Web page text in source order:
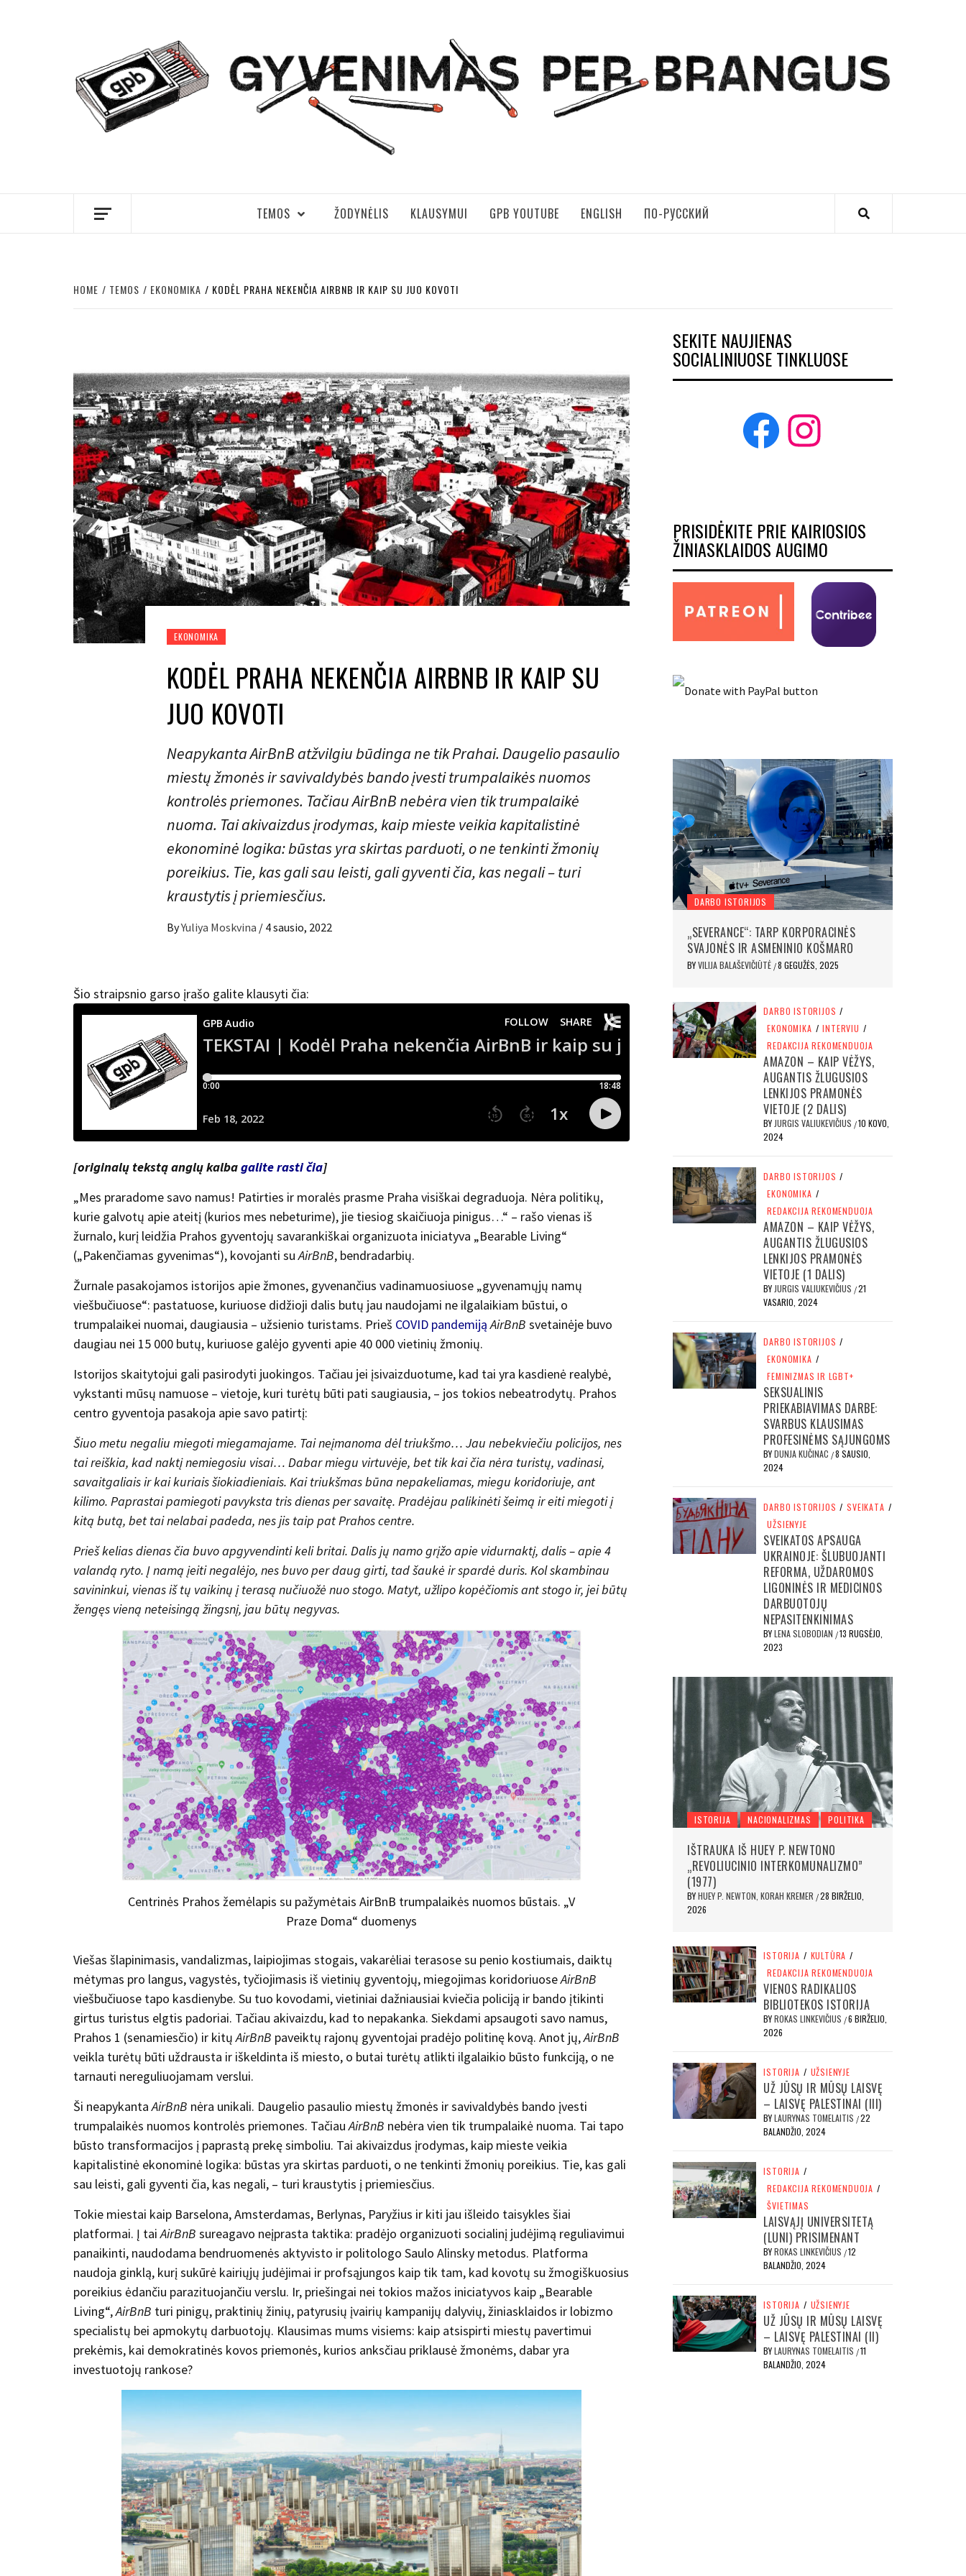
TEMOS ŽODYNĖLIS KLAUSYMUI GPB YOUTUBE ENGLISH ПО-РУССКИЙ
HOME TEMOS EKONOMIKA KODĖL PRAHA NEKENČIA AIRBNB IR KAIP SU JUO KOVOTI
EKONOMIKA
KODĖL PRAHA NEKENČIA AIRBNB IR KAIP SU
JUO KOVOTI
Neapykanta AirBnB atžvilgiu būdinga ne tik Prahai. Daugelio pasaulio
miestų žmonės ir savivaldybės bando įvesti trumpalaikės nuomos
kontrolės priemones. Tačiau AirBnB nebėra vien tik trumpalaikė
nuoma. Tai akivaizdus įrodymas, kaip mieste veikia kapitalistinė
ekonominė logika: būstas yra skirtas parduoti, o ne tenkinti žmonių
poreikius. Tie, kas gali sau leisti, gali gyventi čia, kas negali – turi
kraustytis į priemiesčius.
ByYuliya Moskvina / 4 sausio, 2022
Šio straipsnio garso įrašo galite klausyti čia:
[originalų tekstą anglų kalbagalite rasti čia]
„Mes praradome savo namus! Patirties ir moralės prasme Praha visiškai degraduoja. Nėra politikų,
kurie galvotų apie ateitį (kurios mes nebeturime), jie tiesiog skaičiuoja pinigus…“ – rašo vienas iš
žurnalo, kurį leidžia Prahos gyventojų savarankiškai organizuota iniciatyva „Bearable Living“
(„Pakenčiamas gyvenimas“), kovojanti suAirBnB, bendradarbių.
Žurnale pasakojamos istorijos apie žmones, gyvenančius vadinamuosiuose „gyvenamųjų namų
viešbučiuose“: pastatuose, kuriuose didžioji dalis butų jau naudojami ne ilgalaikiam būstui, o
trumpalaikei nuomai, daugiausia – užsienio turistams. Prieš COVID pandemiją AirBnB svetainėje buvo
daugiau nei 15 000 butų, kuriuose galėjo gyventi apie 40 000 vietinių žmonių.
Istorijos skaitytojui gali pasirodyti juokingos. Tačiau jei įsivaizduotume, kad tai yra kasdienė realybė,
vykstanti mūsų namuose – vietoje, kuri turėtų būti pati saugiausia, – jos tokios nebeatrodytų. Prahos
centro gyventoja pasakoja apie savo patirtį:
Šiuo metu negaliu miegoti miegamajame. Tai neįmanoma dėl triukšmo… Jau nebekviečiu policijos, nes
tai reiškia, kad naktį nemiegosiu visai… Dabar miegu virtuvėje, bet tik kai čia nėra turistų, vadinasi,
savaitgaliais ir kai kuriais šiokiadieniais. Kai triukšmas būna nepakeliamas, miegu koridoriuje, ant
kilimo. Paprastai pamiegoti pavyksta tris dienas per savaitę. Pradėjau palikinėti šeimą ir eiti miegoti į
kitą butą, bet tai nelabai padeda, nes jis taip pat Prahos centre.
Prieš kelias dienas čia buvo apgyvendinti keli britai. Dalis jų namo grįžo apie vidurnaktį, dalis – apie 4
valandą ryto. Į namą įeiti negalėjo, nes buvo per daug girti, tad šaukė ir spardė duris. Kol skambinau
savininkui, vienas iš tų vaikinų į terasą nučiuožė nuo stogo. Matyt, užlipo kopėčiomis ant stogo ir, jei būtų
žengęs vieną neteisingą žingsnį, jau būtų negyvas.
Centrinės Prahos žemėlapis su pažymėtais AirBnB trumpalaikės nuomos būstais. „V
Praze Doma“ duomenys
Viešas šlapinimasis, vandalizmas, laipiojimas stogais, vakarėliai terasose su penio kostiumais, daiktų
mėtymas pro langus, vagystės, tyčiojimasis iš vietinių gyventojų, miegojimas koridoriuoseAirBnB
viešbučiuose tapo kasdienybe. Su tuo kovodami, vietiniai dažniausiai kviečia policiją ir bando įtikinti
girtus turistus elgtis padoriai. Tačiau akivaizdu, kad to nepakanka. Siekdami apsaugoti savo namus,
Prahos 1 (senamiesčio) ir kitųAirBnB paveiktų rajonų gyventojai pradėjo politinę kovą. Anot jų,AirBnB
veikla turėtų būti uždrausta ir iškeldinta iš miesto, o butai turėtų atlikti ilgalaikio būsto funkciją, o ne
tarnauti nereguliuojamam verslui.
Ši neapykantaAirBnB nėra unikali. Daugelio pasaulio miestų žmonės ir savivaldybės bando įvesti
trumpalaikės nuomos kontrolės priemones. TačiauAirBnB nebėra vien tik trumpalaikė nuoma. Tai tapo
būsto transformacijos į paprastą prekę simboliu. Tai akivaizdus įrodymas, kaip mieste veikia
kapitalistinė ekonominė logika: būstas yra skirtas parduoti, o ne tenkinti žmonių poreikius. Tie, kas gali
sau leisti, gali gyventi čia, kas negali, – turi kraustytis į priemiesčius.
Tokie miestai kaip Barselona, Amsterdamas, Berlynas, Paryžius ir kiti jau išleido taisykles šiai
platformai. Į taiAirBnB sureagavo neįprasta taktika: pradėjo organizuoti socialinį judėjimą reguliavimui
panaikinti, naudodama bendruomenės aktyvisto ir politologo Saulo Alinsky metodus. Platforma
naudoja ginklą, kurį sukūrė kairiųjų judėjimai ir profsąjungos kaip tik tam, kad kovotų su žmogiškuosius
poreikius ėdančiu parazituojančiu verslu. Ir, priešingai nei tokios mažos iniciatyvos kaip „Bearable
Living“,AirBnB turi pinigų, praktinių žinių, patyrusių įvairių kampanijų dalyvių, žiniasklaidos ir lobizmo
specialistų bei apmokytų darbuotojų. Klausimas mums visiems: kaip atsispirti miestų pavertimui
prekėmis, kai demokratinės kovos priemonės, kurios anksčiau priklausė žmonėms, dabar yra
investuotojų rankose?
SEKITE NAUJIENAS
SOCIALINIUOSE TINKLUOSE
Facebook
Instagram
PRISIDĖKITE PRIE KAIRIOSIOS
ŽINIASKLAIDOS AUGIMO
DARBO ISTORIJOS
„SEVERANCE“: TARP KORPORACINĖS
SVAJONĖS IR ASMENINIO KOŠMARO
BYVILIJA BALAŠEVIČIŪTĖ /8 GEGUŽĖS, 2025
DARBO ISTORIJOS /
EKONOMIKA / INTERVIU /
REDAKCIJA REKOMENDUOJA
AMAZON – KAIP VĖŽYS,
AUGANTIS ŽLUGUSIOS
LENKIJOS PRAMONĖS
VIETOJE (2 DALIS)
BY JURGIS VALIUKEVIČIUS /10 KOVO,
2024
DARBO ISTORIJOS /
EKONOMIKA /
REDAKCIJA REKOMENDUOJA
AMAZON – KAIP VĖŽYS,
AUGANTIS ŽLUGUSIOS
LENKIJOS PRAMONĖS
VIETOJE (1 DALIS)
BY JURGIS VALIUKEVIČIUS /21
VASARIO, 2024
DARBO ISTORIJOS /
EKONOMIKA /
FEMINIZMAS IR LGBT+
SEKSUALINIS
PRIEKABIAVIMAS DARBE:
SVARBUS KLAUSIMAS
PROFESINĖMS SĄJUNGOMS
BYDUNJA KUČINAC /8 SAUSIO,
2024
DARBO ISTORIJOS / SVEIKATA /
UŽSIENYJE
SVEIKATOS APSAUGA
UKRAINOJE: ŠLUBUOJANTI
REFORMA, UŽDAROMOS
LIGONINĖS IR MEDICINOS
DARBUOTOJŲ
NEPASITENKINIMAS
BYLENA SLOBODIAN /13 RUGSĖJO,
2023
ISTORIJA NACIONALIZMAS POLITIKA
IŠTRAUKA IŠ HUEY P. NEWTONO
„REVOLIUCINIO INTERKOMUNALIZMO”
(1977)
BYHUEY P. NEWTON, KORAH KREMER /28 BIRŽELIO,
2026
ISTORIJA / KULTŪRA /
REDAKCIJA REKOMENDUOJA
VIENOS RADIKALIOS
BIBLIOTEKOS ISTORIJA
BYROKAS LINKEVIČIUS /6 BIRŽELIO,
2026
ISTORIJA / UŽSIENYJE
UŽ JŪSŲ IR MŪSŲ LAISVĘ
– LAISVĘ PALESTINAI (III)
BYLAURYNAS TOMELAITIS /22
BALANDŽIO, 2024
ISTORIJA /
REDAKCIJA REKOMENDUOJA /
ŠVIETIMAS
LAISVĄJĮ UNIVERSITETĄ
(LUNI) PRISIMENANT
BYROKAS LINKEVIČIUS /12
BALANDŽIO, 2024
ISTORIJA / UŽSIENYJE
UŽ JŪSŲ IR MŪSŲ LAISVĘ
– LAISVĘ PALESTINAI (II)
BYLAURYNAS TOMELAITIS /11
BALANDŽIO, 2024